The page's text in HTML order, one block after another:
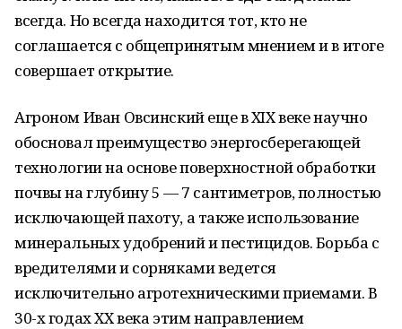
всегда. Но всегда находится тот, кто не
соглашается с общепринятым мнением и в итоге
совершает открытие.
Агроном Иван Овсинский еще в XIX веке научно
обосновал преимущество энергосберегающей
технологии на основе поверхностной обработки
почвы на глубину 5 — 7 сантиметров, полностью
исключающей пахоту, а также использование
минеральных удобрений и пестицидов. Борьба с
вредителями и сорняками ведется
исключительно агротехническими приемами. В
30-х годах XX века этим направлением